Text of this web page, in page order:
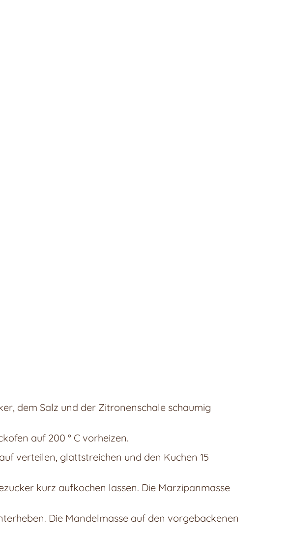
dem Salz und der Zitronenschale schaumig
auf 200 ° C vorheizen.
verteilen, glattstreichen und den Kuchen 15
kurz aufkochen lassen. Die Marzipanmasse
Die Mandelmasse auf den vorgebackenen